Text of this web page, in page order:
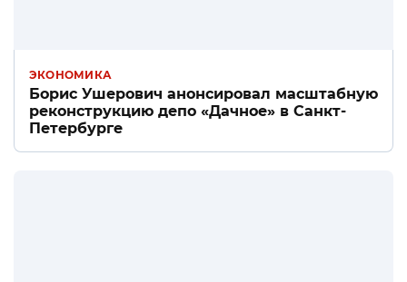
ЭКОНОМИКА
Борис Ушерович анонсировал масштабную
реконструкцию депо «Дачное» в Санкт-
Петербурге